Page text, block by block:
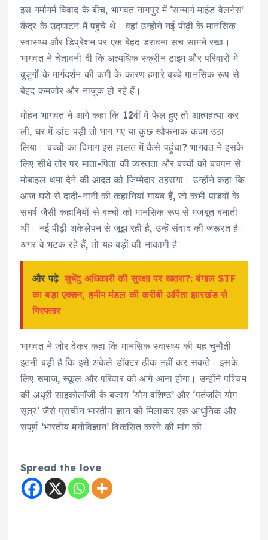
इस गर्मागर्म विवाद के बीच, भागवत नागपुर में ‘सन्मार्ग माइंड वेलनेस’
केंद्र के उद्घाटन में पहुंचे थे। वहां उन्होंने नई पीढ़ी के मानसिक
स्वास्थ्य और डिप्रेशन पर एक बेहद डरावना सच सामने रखा।
भागवत ने चेतावनी दी कि अत्यधिक स्क्रीन टाइम और परिवारों में
बुजुर्गों के मार्गदर्शन की कमी के कारण हमारे बच्चे मानसिक रूप से
बेहद कमजोर और नाजुक हो रहे हैं।
मोहन भागवत ने आगे कहा कि 12वीं में फेल हुए तो आत्महत्या कर
ली, घर में डांट पड़ी तो भाग गए या कुछ खौफनाक कदम उठा
लिया। बच्चों का दिमाग इस हालत में कैसे पहुंचा? भागवत ने इसके
लिए सीधे तौर पर माता-पिता की व्यस्तता और बच्चों को बचपन से
मोबाइल थमा देने की आदत को जिम्मेदार ठहराया। उन्होंने कहा कि
आज घरों से दादी-नानी की कहानियां गायब हैं, जो कभी पांडवों के
संघर्ष जैसी कहानियों से बच्चों को मानसिक रूप से मजबूत बनाती
थीं। नई पीढ़ी अकेलेपन से जूझ रही है, उन्हें संवाद की जरूरत है।
अगर वे भटक रहे हैं, तो यह बड़ों की नाकामी है।
और पढ़े शुभेंदु अधिकारी की सुरक्षा पर खतरा?: बंगाल STF
का बड़ा एक्शन, हमीम मंडल की करीबी अर्पिता झारखंड से
गिरफ्तार
भागवत ने जोर देकर कहा कि मानसिक स्वास्थ्य की यह चुनौती
इतनी बड़ी है कि इसे अकेले डॉक्टर ठीक नहीं कर सकते। इसके
लिए समाज, स्कूल और परिवार को आगे आना होगा। उन्होंने पश्चिम
की अधूरी साइकोलॉजी के बजाय ‘योग वशिष्ठ’ और ‘पतंजलि योग
सूत्र’ जैसे प्राचीन भारतीय ज्ञान को मिलाकर एक आधुनिक और
संपूर्ण ‘भारतीय मनोविज्ञान’ विकसित करने की मांग की।
Spread the love